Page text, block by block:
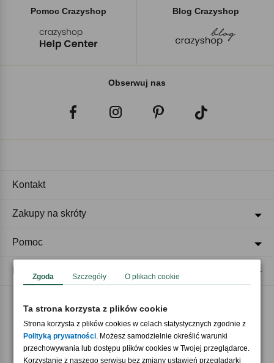
Pomoc Crazyshop Blog Crazyshop
Obserwuj nas
Akceptujemy płatności
Kontakt
Zakupy na skróty
Pomoc
Zgoda Szczegóły O plikach cookie
Ta strona korzysta z plików cookie
Strona korzysta z plików cookies w celach statystycznych zgodnie z
Polityką prywatności. Możesz samodzielnie określić warunki
przechowywania lub dostępu plików cookies w Twojej przeglądarce.
Korzystanie z naszego serwisu bez zmiany ustawień przeglądarki